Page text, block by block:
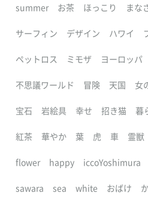
summer お茶 ほっこり まな
サーフィン デザイン ハワイ
ペットロス ミモザ ヨーロッパ
不思議ワールド 冒険 天国 女
宝石 岩絵具 幸せ 招き猫 暮
紅茶 華やか 葉 虎 車 霊獣
flower happy iccoYoshimura
sawara sea white おばけ